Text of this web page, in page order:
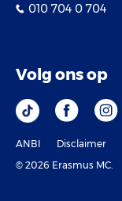
010 704 0 704
Volg ons op
ANBI Disclaimer
© 2026 Erasmus MC.